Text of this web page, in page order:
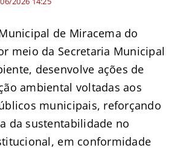
de Miracema do
meio da Secretaria Municipal
desenvolve ações de
ambiental voltadas aos
municipais, reforçando
da sustentabilidade no
em conformidade